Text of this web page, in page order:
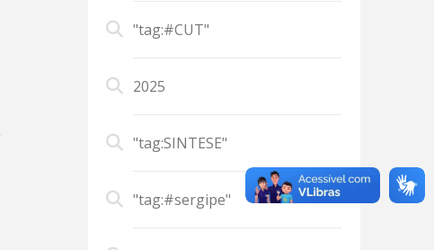
"tag:#CUT"
2025
"tag:SINTESE"
"tag:#sergipe"